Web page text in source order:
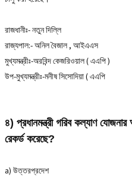
রাজধানীঃ- নতুন দিল্লি
রাজ্যপাল:- অনিল বৈজাল , আইএএস
মুখ্যমন্ত্রীঃ-অরবিন্দ কেজরিওয়াল ( এএপি )
উপ-মুখ্যমন্ত্রীঃ-মনীষ সিসোদিয়া ( এএপি
৪) প্রধানমন্ত্রী গরিব কল্যাণ
রেকর্ড করেছে?
a) উত্তরপ্রদেশ